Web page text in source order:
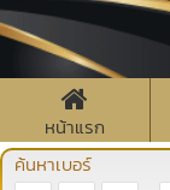
หน้าแรก
ค้นหาเบอร์